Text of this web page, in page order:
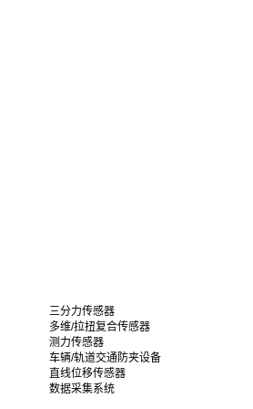
三分力传感器
多维/拉扭复合传感器
测力传感器
车辆/轨道交通防夹设备
直线位移传感器
数据采集系统